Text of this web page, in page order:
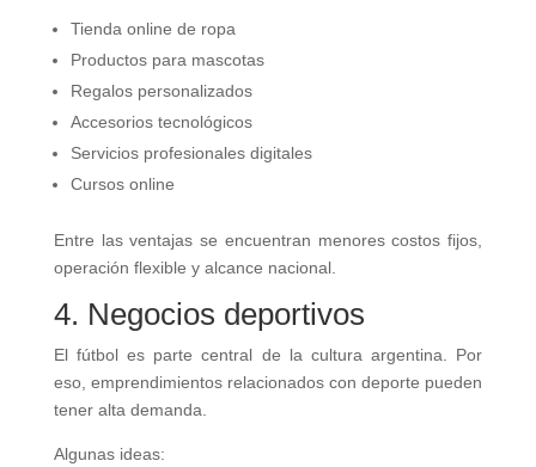
Tienda online de ropa
Productos para mascotas
Regalos personalizados
Accesorios tecnológicos
Servicios profesionales digitales
Cursos online
Entre las ventajas se encuentran menores costos fijos,
operación flexible y alcance nacional.
4. Negocios deportivos
El fútbol es parte central de la cultura argentina. Por
eso, emprendimientos relacionados con deporte pueden
tener alta demanda.
Algunas ideas: